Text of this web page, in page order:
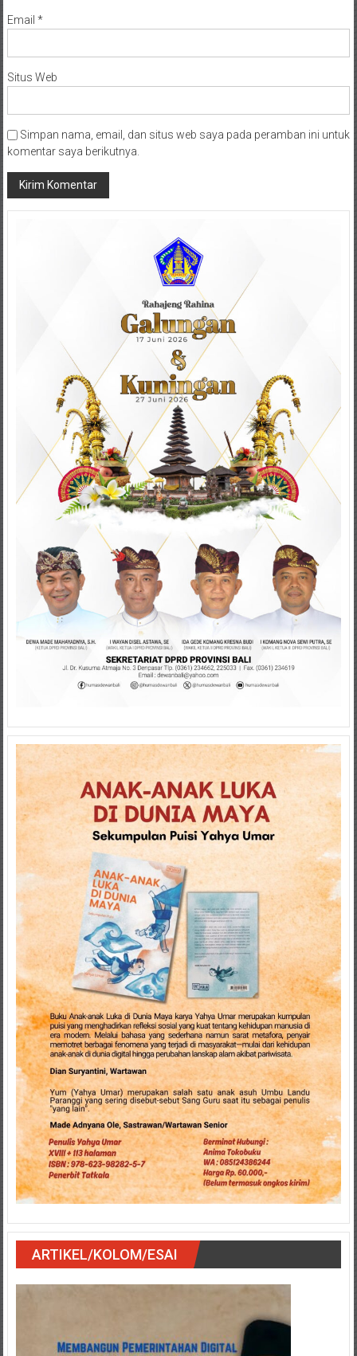
Email *
Situs Web
Simpan nama, email, dan situs web saya pada peramban ini untuk
komentar saya berikutnya.
ARTIKEL/KOLOM/ESAI